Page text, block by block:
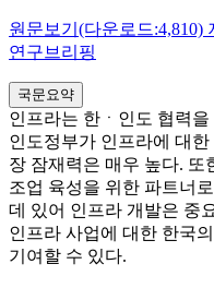
원문보기(다운로드:4,810)
연구브리핑
국문요약
인프라는 한ㆍ인도 협력
인도정부가 인프라에 대
장 잠재력은 매우 높다. 또
조업 육성을 위한 파트너
데 있어 인프라 개발은 중
인프라 사업에 대한 한국
기여할 수 있다.